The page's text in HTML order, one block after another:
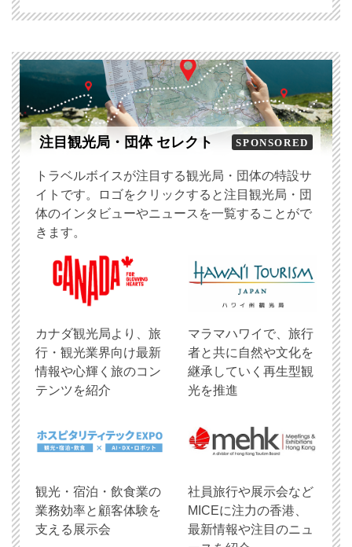
注目観光局・団体 セレクト SPONSORED
トラベルボイスが注目する観光局・団体の特設サ
イトです。ロゴをクリックすると注目観光局・団
体のインタビューやニュースを一覧することがで
きます。
​カナダ観光局より、旅
行・観光業界向け最新
情報や心輝く旅のコン
テンツを紹介
マラマハワイで、旅行
者と共に自然や文化を
継承していく再生型観
光を推進
観光・宿泊・飲食業の
業務効率と顧客体験を
支える展示会
社員旅行や展示会など
MICEに注力の香港、
最新情報や注目のニュ